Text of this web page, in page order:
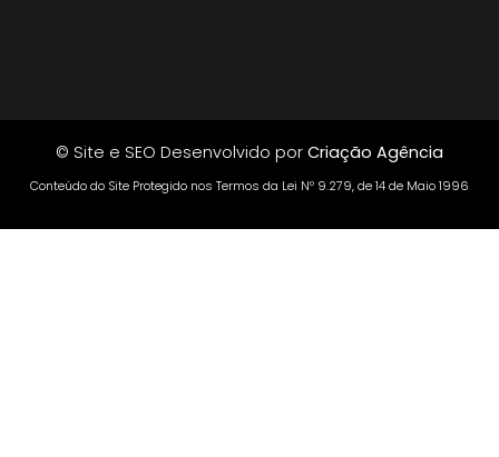
© Site e SEO Desenvolvido por Criação Agência
Conteúdo do Site Protegido nos Termos da Lei Nº 9.279, de 14 de Maio 1996